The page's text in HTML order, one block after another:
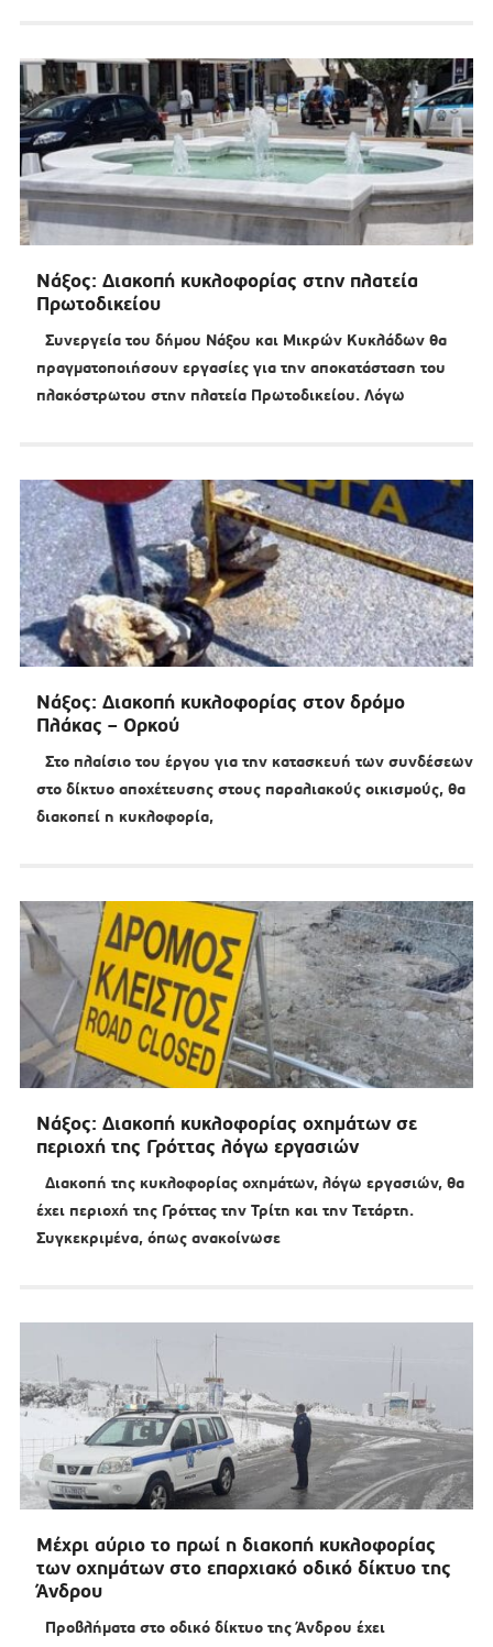
Νάξος: Διακοπή κυκλοφορίας στην πλατεία
Πρωτοδικείου
Συνεργεία του δήμου Νάξου και Μικρών Κυκλάδων θα
πραγματοποιήσουν εργασίες για την αποκατάσταση του
πλακόστρωτου στην πλατεία Πρωτοδικείου. Λόγω
Νάξος: Διακοπή κυκλοφορίας στον δρόμο
Πλάκας – Ορκού
Στο πλαίσιο του έργου για την κατασκευή των συνδέσεων
στο δίκτυο αποχέτευσης στους παραλιακούς οικισμούς, θα
διακοπεί η κυκλοφορία,
Νάξος: Διακοπή κυκλοφορίας οχημάτων σε
περιοχή της Γρόττας λόγω εργασιών
Διακοπή της κυκλοφορίας οχημάτων, λόγω εργασιών, θα
έχει περιοχή της Γρόττας την Τρίτη και την Τετάρτη.
Συγκεκριμένα, όπως ανακοίνωσε
Μέχρι αύριο το πρωί η διακοπή κυκλοφορίας
των οχημάτων στο επαρχιακό οδικό δίκτυο της
Άνδρου
Προβλήματα στο οδικό δίκτυο της Άνδρου έχει